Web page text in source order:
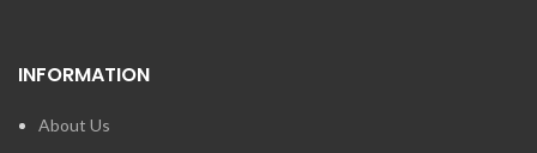
INFORMATION
About Us